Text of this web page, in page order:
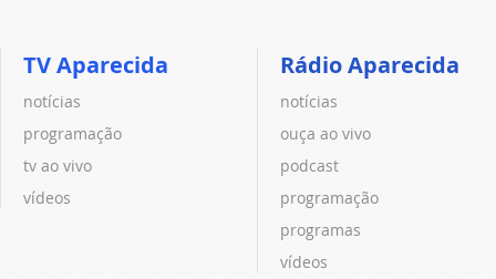
TV Aparecida
notícias
programação
tv ao vivo
vídeos
Rádio Aparecida
notícias
ouça ao vivo
podcast
programação
programas
vídeos